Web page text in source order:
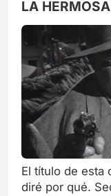
Walt
LA
WELLES.
El título de esta
diré por qué.